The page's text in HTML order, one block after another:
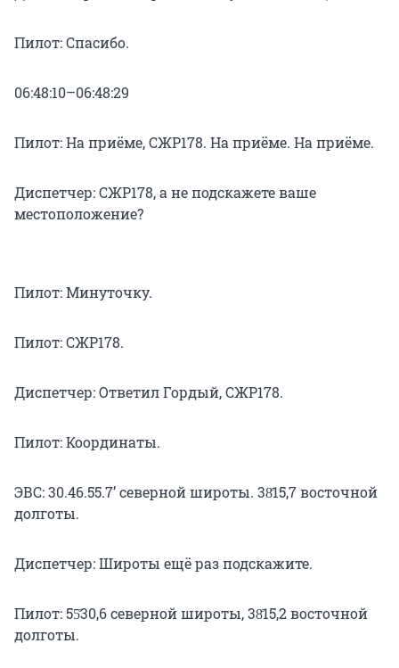
Пилот: Спасибо.
06:48:10–06:48:29
Пилот: На приёме, СЖР178. На приёме. На приёме.
Диспетчер: СЖР178, а не подскажете ваше
местоположение?
Пилот: Минуточку.
Пилот: СЖР178.
Диспетчер: Ответил Гордый, СЖР178.
Пилот: Координаты.
ЭВС: 30.46.55.7’ северной широты. 38̊15,7 восточной
долготы.
Диспетчер: Широты ещё раз подскажите.
Пилот: 55̊30,6 северной широты, 38̊15,2 восточной
долготы.